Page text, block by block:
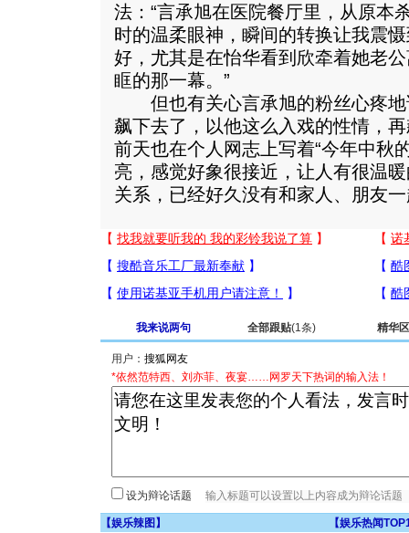
法：“言承旭在医院餐厅里，从原本
时的温柔眼神，瞬间的转换让我震
好，尤其是在怡华看到欣牵着她老
眶的那一幕。”
但也有关心言承旭的粉丝心疼地
飙下去了，以他这么入戏的性情，
前天也在个人网志上写着“今年中秋
亮，感觉好象很接近，让人有很温
关系，已经好久没有和家人、朋友
我来说两句 全部跟贴(1条) 精华区
用户：
*依然范特西、刘亦菲、夜宴……网罗天下热词的输入法！
设为辩论话题
【娱乐辣图 】 【娱乐热闻